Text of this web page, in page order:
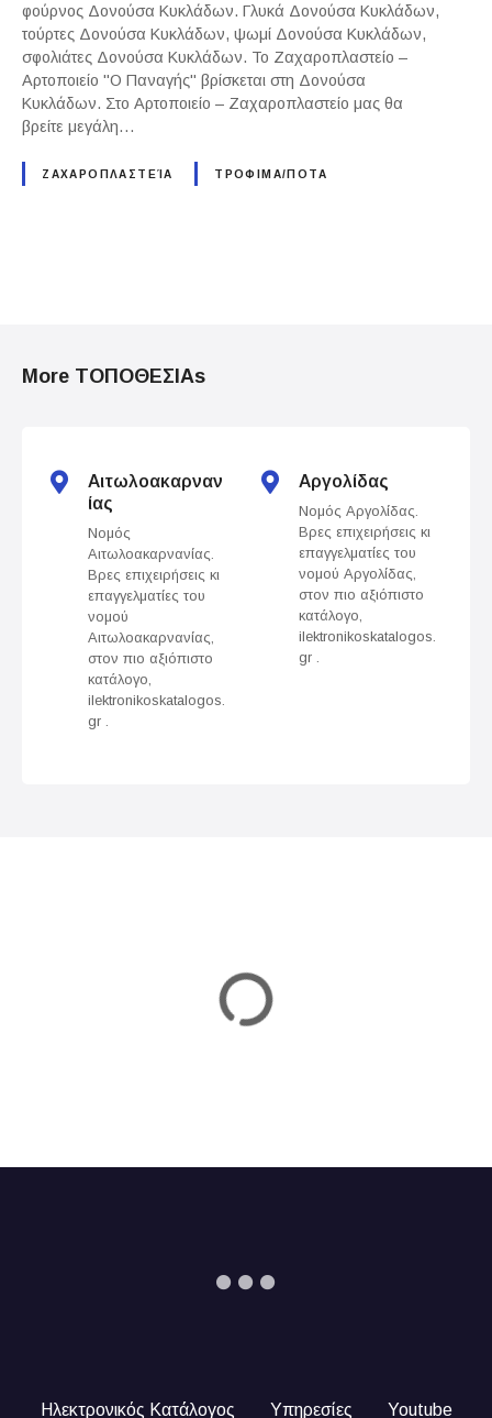
φούρνος Δονούσα Κυκλάδων. Γλυκά Δονούσα Κυκλάδων,
τούρτες Δονούσα Κυκλάδων, ψωμί Δονούσα Κυκλάδων,
σφολιάτες Δονούσα Κυκλάδων. Το Ζαχαροπλαστείο –
Αρτοποιείο "Ο Παναγής" βρίσκεται στη Δονούσα
Κυκλάδων. Στο Αρτοποιείο – Ζαχαροπλαστείο μας θα
βρείτε μεγάλη…
ΖΑΧΑΡΟΠΛΑΣΤΕΊΑ ΤΡΟΦΙΜΑ/ΠΟΤΑ
More ΤΟΠΟΘΕΣΙΑs
Αιτωλοακαρναν
ίας
Νομός
Αιτωλοακαρνανίας.
Βρες επιχειρήσεις κι
επαγγελματίες του
νομού
Αιτωλοακαρνανίας,
στον πιο αξιόπιστο
κατάλογο,
ilektronikoskatalogos.
gr .
Αργολίδας
Νομός Αργολίδας.
Βρες επιχειρήσεις κι
επαγγελματίες του
νομού Αργολίδας,
στον πιο αξιόπιστο
κατάλογο,
ilektronikoskatalogos.
gr .
Ηλεκτρονικός Κατάλογος Υπηρεσίες Youtube